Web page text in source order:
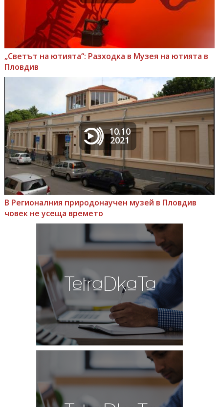
„Светът на ютията“: Разходка в Музея на ютията в
Пловдив
10.10
2021
В Регионалния природонаучен музей в Пловдив
човек не усеща времето